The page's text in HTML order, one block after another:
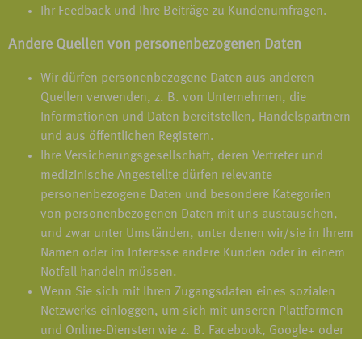
Ihr Feedback und Ihre Beiträge zu Kundenumfragen.
Andere Quellen von personenbezogenen Daten
Wir dürfen personenbezogene Daten aus anderen
Quellen verwenden, z. B. von Unternehmen, die
Informationen und Daten bereitstellen, Handelspartnern
und aus öffentlichen Registern.
Ihre Versicherungsgesellschaft, deren Vertreter und
medizinische Angestellte dürfen relevante
personenbezogene Daten und besondere Kategorien
von personenbezogenen Daten mit uns austauschen,
und zwar unter Umständen, unter denen wir/sie in Ihrem
Namen oder im Interesse andere Kunden oder in einem
Notfall handeln müssen.
Wenn Sie sich mit Ihren Zugangsdaten eines sozialen
Netzwerks einloggen, um sich mit unseren Plattformen
und Online-Diensten wie z. B. Facebook, Google+ oder